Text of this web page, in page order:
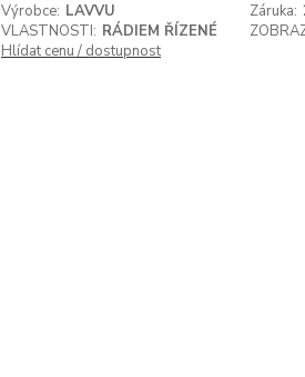
Výrobce: LAVVU Záruka:
VLASTNOSTI: RÁDIEM ŘÍZENÉ
Hlídat cenu / dostupnost